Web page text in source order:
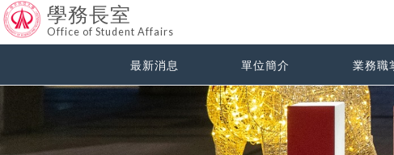
學務長室
Office of Student Affairs
最新消息 單位簡介 業務職